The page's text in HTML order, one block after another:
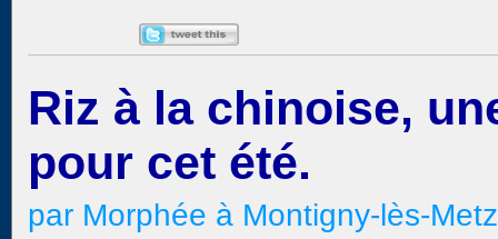
Riz à la chinoise,
pour cet été.
par Morphée à Montigny-lès-